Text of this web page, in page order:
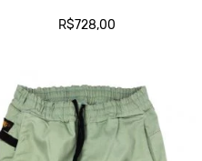
R$728,00